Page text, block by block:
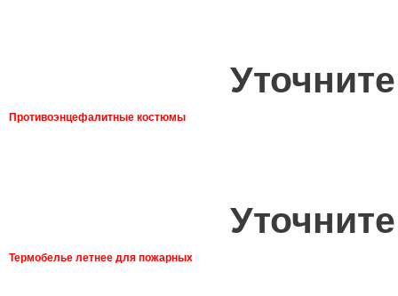
Противоэнцефалитные костюмы
Термобелье летнее для пожарных